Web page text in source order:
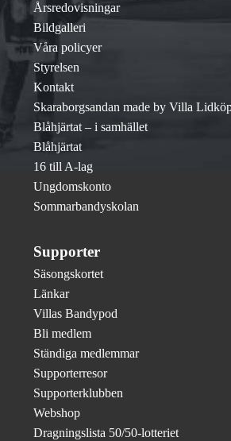
Årsredovisningar
Bildgalleri
Våra policyer
Styrelsen
Kontakt
Skaraborgsandan made by Villa
Blåhjärtat – i samhället
Blåhjärtat
16 till A-lag
Ungdomskonto
Sommarbandyskolan
Supporter
Säsongskortet
Länkar
Villas Bandypod
Bli medlem
Ständiga medlemmar
Supporterresor
Supporterklubben
Webshop
Dragningslista 50/50-lotteriet